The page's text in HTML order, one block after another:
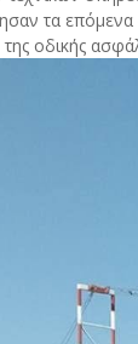
τα
οδικής